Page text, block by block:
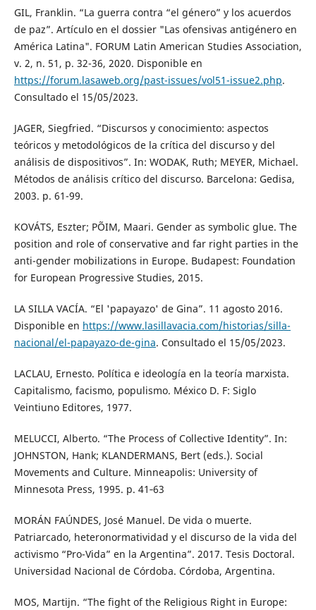
GIL, Franklin. “La guerra contra “el género” y los acuerdos
de paz”. Artículo en el dossier "Las ofensivas antigénero en
América Latina". FORUM Latin American Studies Association,
v. 2, n. 51, p. 32-36, 2020. Disponible en
https://forum.lasaweb.org/past-issues/vol51-issue2.php.
Consultado el 15/05/2023.
JAGER, Siegfried. “Discursos y conocimiento: aspectos
teóricos y metodológicos de la crítica del discurso y del
análisis de dispositivos”. In: WODAK, Ruth; MEYER, Michael.
Métodos de análisis crítico del discurso. Barcelona: Gedisa,
2003. p. 61-99.
KOVÁTS, Eszter; PÕIM, Maari. Gender as symbolic glue. The
position and role of conservative and far right parties in the
anti-gender mobilizations in Europe. Budapest: Foundation
for European Progressive Studies, 2015.
LA SILLA VACÍA. “El 'papayazo' de Gina”. 11 agosto 2016.
Disponible en https://www.lasillavacia.com/historias/silla-
nacional/el-papayazo-de-gina. Consultado el 15/05/2023.
LACLAU, Ernesto. Política e ideología en la teoría marxista.
Capitalismo, facismo, populismo. México D. F: Siglo
Veintiuno Editores, 1977.
MELUCCI, Alberto. “The Process of Collective Identity”. In:
JOHNSTON, Hank; KLANDERMANS, Bert (eds.). Social
Movements and Culture. Minneapolis: University of
Minnesota Press, 1995. p. 41‑63
MORÁN FAÚNDES, José Manuel. De vida o muerte.
Patriarcado, heteronormatividad y el discurso de la vida del
activismo “Pro-Vida” en la Argentina”. 2017. Tesis Doctoral.
Universidad Nacional de Córdoba. Córdoba, Argentina.
MOS, Martijn. “The fight of the Religious Right in Europe: